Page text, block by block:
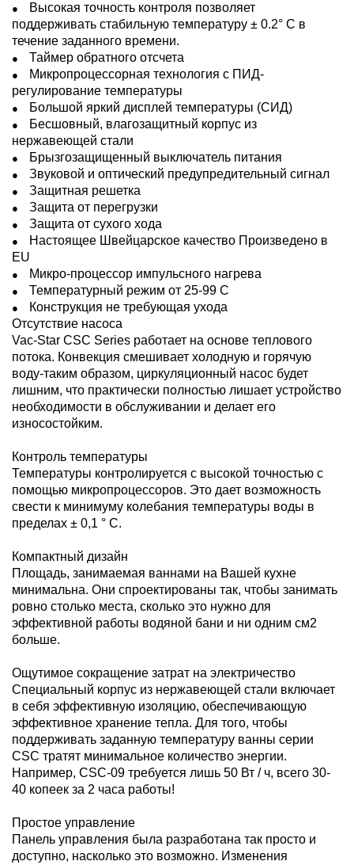
Высокая точность контроля позволяет
поддерживать стабильную температуру ± 0.2° C в
течение заданного времени.
Таймер обратного отсчета
Микропроцессорная технология с ПИД-
регулирование температуры
Большой яркий дисплей температуры (СИД)
Бесшовный, влагозащитный корпус из
нержавеющей стали
Брызгозащищенный выключатель питания
Звуковой и оптический предупредительный сигнал
Защитная решетка
Защита от перегрузки
Защита от сухого хода
Настоящее Швейцарское качество Произведено в
EU
Микро-процессор импульсного нагрева
Температурный режим от 25-99 С
Конструкция не требующая ухода
Отсутствие насоса
Vac-Star CSC Series работает на основе теплового
потока. Конвекция смешивает холодную и горячую
воду-таким образом, циркуляционный насос будет
лишним, что практически полностью лишает устройство
необходимости в обслуживании и делает его
износостойким.
Контроль температуры
Температуры контролируется с высокой точностью с
помощью микропроцессоров. Это дает возможность
свести к минимуму колебания температуры воды в
пределах ± 0,1 ° С.
Компактный дизайн
Площадь, занимаемая ваннами на Вашей кухне
минимальна. Они спроектированы так, чтобы занимать
ровно столько места, сколько это нужно для
эффективной работы водяной бани и ни одним см2
больше.
Ощутимое сокращение затрат на электричество
Специальный корпус из нержавеющей стали включает
в себя эффективную изоляцию, обеспечивающую
эффективное хранение тепла. Для того, чтобы
поддерживать заданную температуру ванны серии
CSC тратят минимальное количество энергии.
Например, CSC-09 требуется лишь 50 Вт / ч, всего 30-
40 копеек за 2 часа работы!
Простое управление
Панель управления была разработана так просто и
доступно, насколько это возможно. Изменения